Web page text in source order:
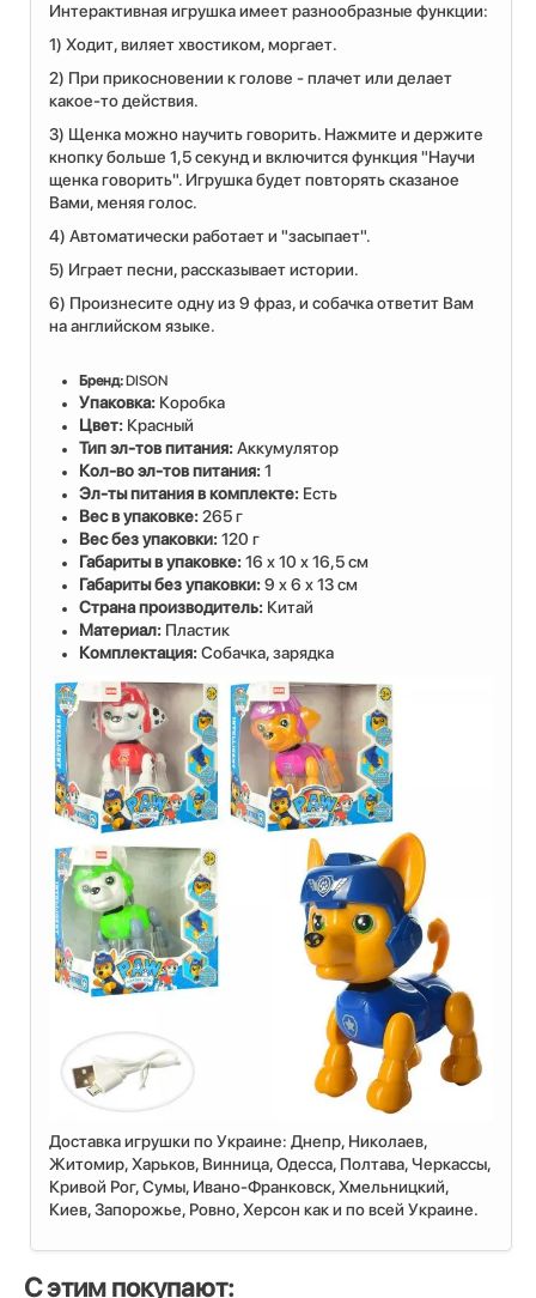
Интерактивная игрушка имеет разнообразные функции:
1) Ходит, виляет хвостиком, моргает.
2) При прикосновении к голове - плачет или делает
какое-то действия.
3) Щенка можно научить говорить. Нажмите и держите
кнопку больше 1,5 секунд и включится функция "Научи
щенка говорить". Игрушка будет повторять сказаное
Вами, меняя голос.
4) Автоматически работает и "засыпает".
5) Играет песни, рассказывает истории.
6) Произнесите одну из 9 фраз, и собачка ответит Вам
на английском языке.
Бренд:DISON
Упаковка: Коробка
Цвет: Красный
Тип эл-тов питания:Аккумулятор
Кол-во эл-тов питания:1
Эл-ты питания в комплекте: Есть
Вес в упаковке:265 г
Вес без упаковки:120 г
Габариты в упаковке:16 x 10 x 16,5 см
Габариты без упаковки:9 x 6 x 13 см
Cтрана производитель: Китай
Материал: Пластик
Комплектация:Собачка, зарядка
Доставка игрушки по Украине: Днепр, Николаев,
Житомир, Харьков, Винница, Одесса, Полтава, Черкассы,
Кривой Рог, Сумы, Ивано-Франковск, Хмельницкий,
Киев, Запорожье, Ровно, Херсон как и по всей Украине.
С этим покупают: